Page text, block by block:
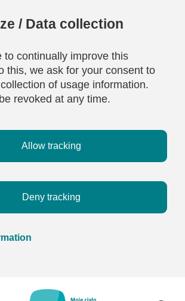
/ Data collection
to continually improve this
this, we ask for your consent to
of usage information.
revoked at any time.
Allow tracking
Deny tracking